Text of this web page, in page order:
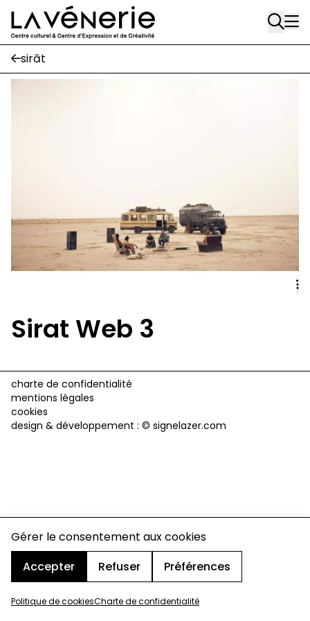
Gérer le consentement aux cookies
Accepter
Refuser Préférences
Politique de cookiesCharte de confidentialité
Aller au contenu principal
Rue Gratès, 3
1170 Watermael-Boitsfort
02 663 85 50
- version papier
Newsletter
sirāt
Sirat Web 3
charte de confidentialité
mentions légales
cookies
design & développement : © signelazer.com